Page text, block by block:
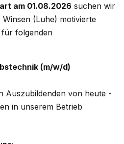
am 01.08.2026 suchen wir
(Luhe) motivierte
folgenden
(m/w/d)
Auszubildenden von heute -
in unserem Betrieb